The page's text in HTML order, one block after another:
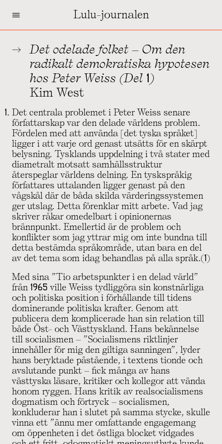
= Lulu-journalen
Det odelade folket – Om den
radikalt demokratiska hypotesen
hos Peter Weiss (Del 1)
Kim West
Det centrala problemet i Peter Weiss senare
författarskap var den delade världens problem.
Fördelen med att använda [det tyska språket]
ligger i att varje ord genast utsätts för en skärpt
belysning. Tysklands uppdelning i två stater med
diametralt motsatt samhällsstruktur
återspeglar världens delning. En tyskspråkig
författares uttalanden ligger genast på den
vågskål där de båda skilda värderingssystemen
ger utslag. Detta förenklar mitt arbete. Vad jag
skriver råkar omedelbart i opinionernas
brännpunkt. Emellertid är de problem och
konflikter som jag yttrar mig om inte bundna till
detta bestämda språkområde, utan bara en del
av det tema som idag behandlas på alla språk.(1)
Med sina ”Tio arbetspunkter i en delad värld”
från 1965 ville Weiss tydliggöra sin konstnärliga
och politiska position i förhållande till tidens
dominerande politiska krafter. Genom att
publicera dem komplicerade han sin relation till
både Öst- och Västtyskland. Hans bekännelse
till socialismen – ”Socialismens riktlinjer
innehåller för mig den giltiga sanningen”, lyder
hans beryktade påstående, i textens tionde och
avslutande punkt – fick många av hans
västtyska läsare, kritiker och kollegor att vända
honom ryggen. Hans kritik av realsocialismens
dogmatism och förtryck – socialismen,
konkluderar han i slutet på samma stycke, skulle
vinna ett ”ännu mer omfattande engagemang
om öppenheten i det östliga blocket vidgades